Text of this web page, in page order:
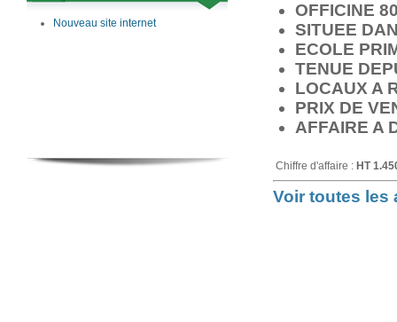
Nouveau site internet
OFFICINE
SITUEE
ECOLE
TENUE
LOCAUX A
PRIX DE
AFFAIRE A
Chiffre d'affaire : HT
Voir toutes les